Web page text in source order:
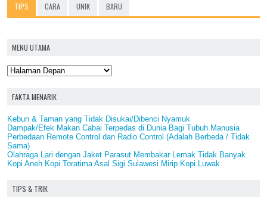
TIPS CARA UNIK BARU
MENU UTAMA
FAKTA MENARIK
Kebun & Taman yang Tidak Disukai/Dibenci Nyamuk
Dampak/Efek Makan Cabai Terpedas di Dunia Bagi Tubuh Manusia
Perbedaan Remote Control dan Radio Control (Adalah Berbeda / Tidak
Sama)
Olahraga Lari dengan Jaket Parasut Membakar Lemak Tidak Banyak
Kopi Aneh Kopi Toratima Asal Sigi Sulawesi Mirip Kopi Luwak
TIPS & TRIK